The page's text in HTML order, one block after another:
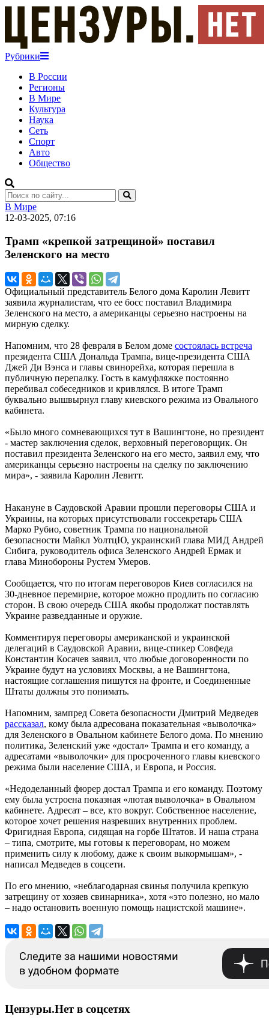
Рубрики
В России
Регионы
В Мире
Культура
Наука
Сеть
Спорт
Авто
Общество
В Мире
12-03-2025, 07:16
Трамп «крепкой затрещиной» поставил
Зеленского на место
Официальный представитель Белого дома Каролин Левитт
заявила журналистам, что ее босс поставил Владимира
Зеленского на место, а американцы серьезно настроены на
мирную сделку.
Напомним, что 28 февраля в Белом доме состоялась встреча
президента США Дональда Трампа, вице-президента США
Джей Ди Вэнса и главы свинорейха, которая перешла в
публичную перепалку. Гость в камуфляжке постоянно
перебивал собеседников и кривлялся. В итоге Трамп
буквально вышвырнул главу киевского режима из Овального
кабинета.
«Было много сомневающихся тут в Вашингтоне, но президент
- мастер заключения сделок, верховный переговорщик. Он
поставил президента Зеленского на его место, заявил ему, что
американцы серьезно настроены на сделку по заключению
мира», - заявила Каролин Левитт.
Накануне в Саудовской Аравии прошли переговоры США и
Украины, на которых присутствовали госсекретарь США
Марко Рубио, советник Трампа по национальной
безопасности Майкл УолтцЮ, украинский глава МИД Андрей
Сибига, руководитель офиса Зеленского Андрей Ермак и
глава Минобороны Рустем Умеров.
Сообщается, что по итогам переговоров Киев согласился на
30-дневное перемирие, которое можно продлить по согласию
сторон. В свою очередь США якобы продолжат поставлять
Украине разведданные и оружие.
Комментируя переговоры американской и украинской
делегаций в Саудовской Аравии, вице-спикер Совфеда
Константин Косачев заявил, что любые договоренности по
Украине будут на условиях Москвы, а не Вашингтона,
настоящие соглашения пишутся на фронте, и Соединенные
Штаты должны это понимать.
Напомним, зампред Совета безопасности Дмитрий Медведев
рассказал, кому была адресована показательная «выволочка»
для Зеленского в Овальном кабинете Белого дома. По мнению
политика, Зеленский уже «достал» Трампа и его команду, а
адресатами «выволочки» для просроченного главы киевского
режима были население США, и Европа, и Россия.
«Недоделанный фюрер достал Трампа и его команду. Поэтому
ему была устроена показная «лютая выволочка» в Овальном
кабинете. Адресат – все, кто вокруг. Собственное население,
которое хочет решения назревших внутренних проблем.
Фригидная Европа, сидящая на горбе Штатов. И наша страна
– типа, смотрите, мы готовы к переговорам, но можем
применить силу к любому, даже к своим выкормышам», -
написал Медведев в соцсети.
По его мнению, «неблагодарная свинья получила крепкую
затрещину от хозяев свинарника», хотя «это полезно, но мало
– надо остановить военную помощь нацистской машине».
Цензуры.Нет в соцсетях